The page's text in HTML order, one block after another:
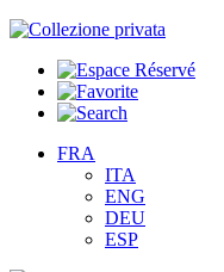
FRA
ITA
ENG
DEU
ESP